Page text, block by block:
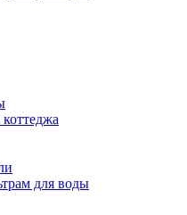
для воды